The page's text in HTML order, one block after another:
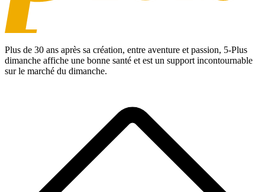
Plus de 30 ans après sa création, entre aventure et passion, 5-Plus
dimanche affiche une bonne santé et est un support incontournable
sur le marché du dimanche.